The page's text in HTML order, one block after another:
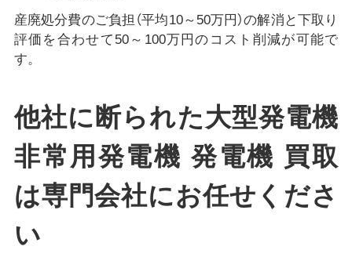
産廃処分費のご負担（平均10～50万円）の解消と下取り
評価を合わせて50～100万円のコスト削減が可能で
す。
他社に断られた大型発電機
非常用発電機 発電機 買取
は専門会社にお任せくださ
い